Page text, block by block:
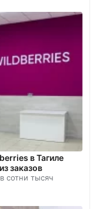
в Тагиле
заказов
сотни тысяч